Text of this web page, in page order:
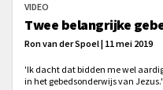
VIDEO
Twee belangrijke
Ron van der Spoel | 11 mei 2019
'Ik dacht dat bidden me wel
in het gebedsonderwijs van Jezus.'